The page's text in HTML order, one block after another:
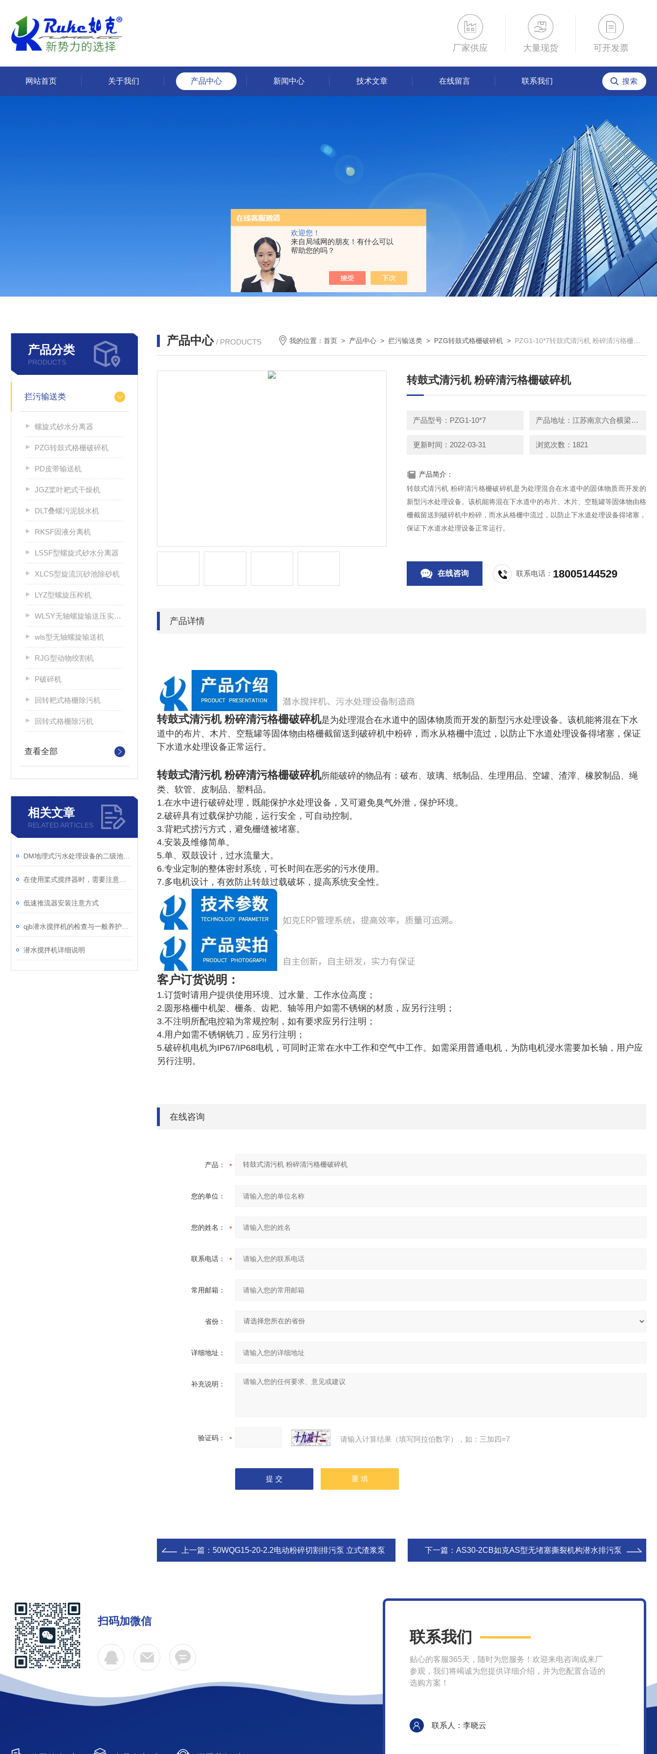
欢迎您！
来自局域网的朋友！有什么可以
帮助您的吗？
厂家供应 大量现货 可开发票
网站首页 关于我们 产品中心 新闻中心 技术文章 在线留言 联系我们
产品分类
PRODUCTS
拦污输送类
螺旋式砂水分离器
PZG转鼓式格栅破碎机
PD皮带输送机
JGZ桨叶耙式干燥机
DLT叠螺污泥脱水机
RKSF固液分离机
LSSF型螺旋式砂水分离器
XLCS型旋流沉砂池除砂机
LYZ型螺旋压榨机
WLSY无轴螺旋输送压实一体机
wls型无轴螺旋输送机
RJG型动物绞割机
P破碎机
回转耙式格栅除污机
回转式格栅除污机
查看全部
相关文章
RELATED ARTICLES
低速推流器安装注意方式
潜水搅拌机详细说明
产品中心 / PRODUCTS 我的位置：首页 > 产品中心 >拦污输送类 > PZG转鼓式格栅破碎机 > PZG1-10*7转鼓式清污机 粉碎清污格栅破碎机
转鼓式清污机 粉碎清污格栅破碎机
产品型号：PZG1-10*7 产品地址：江苏南京六合横梁新篁工业园
更新时间：2022-03-31 浏览次数：1821
产品简介：
转鼓式清污机 粉碎清污格栅破碎机是为处理混合在水道中的固体物质而开发的
新型污水处理设备。该机能将混在下水道中的布片、木片、空瓶罐等固体物由格
栅截留送到破碎机中粉碎，而水从格栅中流过，以防止下水道处理设备得堵塞，
保证下水道水处理设备正常运行。
在线咨询 联系电话： 18005144529
产品详情
转鼓式清污机 粉碎清污格栅破碎机是为处理混合在水道中的固体物质而开发的新型污水处理设备。该机能将混在下水
道中的布片、木片、空瓶罐等固体物由格栅截留送到破碎机中粉碎，而水从格栅中流过，以防止下水道处理设备得堵塞，保证
下水道水处理设备正常运行。
转鼓式清污机 粉碎清污格栅破碎机所能破碎的物品有：破布、玻璃、纸制品、生理用品、空罐、渣滓、橡胶制品、绳
类、软管、皮制品、塑料品。
1.在水中进行破碎处理，既能保护水处理设备，又可避免臭气外泄，保护环境。
2.破碎具有过载保护功能，运行安全，可自动控制。
3.背耙式捞污方式，避免栅缝被堵塞。
4.安装及维修简单。
5.单、双鼓设计，过水流量大。
6.专业定制的整体密封系统，可长时间在恶劣的污水使用。
7.多电机设计，有效防止转鼓过载破坏，提高系统安全性。
客户订货说明：
1.订货时请用户提供使用环境、过水量、工作水位高度；
2.圆形格栅中机架、栅条、齿耙、轴等用户如需不锈钢的材质，应另行注明；
3.不注明所配电控箱为常规控制，如有要求应另行注明；
4.用户如需不锈钢铣刀，应另行注明；
5.破碎机电机为IP67/IP68电机，可同时正常在水中工作和空气中工作。如需采用普通电机，为防电机浸水需要加长轴，用户应
另行注明。
在线咨询
产品：
您的单位：
您的姓名：
联系电话：
常用邮箱：
省份：
详细地址：
补充说明：
验证码： 请输入计算结果（填写阿拉伯数字），如：三加四=7
上一篇： 50WQG15-20-2.2电动粉碎切割排污泵 立式渣浆泵 下一篇： AS30-2CB如克AS型无堵塞撕裂机构潜水排污泵
扫码加微信
联系我们
贴心的客服365天，随时为您服务！欢迎来电咨询或来厂
参观，我们将竭诚为您提供详细介绍，并为您配置合适的
选购方案！
联系人：李晓云